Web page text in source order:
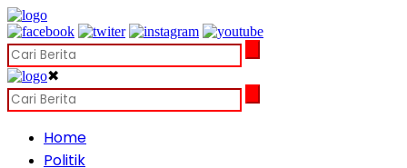
✖
Home
Politik